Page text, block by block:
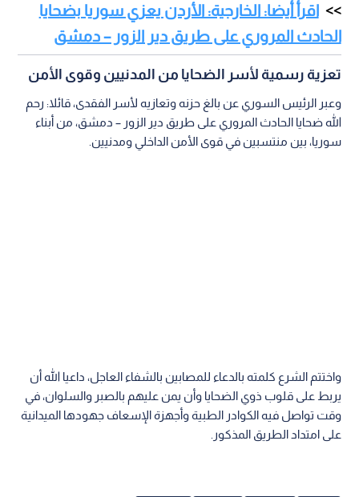
اقرأ أيضا: الخارجية: الأردن يعزي سوريا بضحايا
الحادث المروري على طريق دير الزور – دمشق
تعزية رسمية لأسر الضحايا من المدنيين وقوى الأمن
وعبر الرئيس السوري عن بالغ حزنه وتعازيه لأسر الفقدى، قائلا: رحم
الله ضحايا الحادث المروري على طريق دير الزور – دمشق، من أبناء
سوريا، بين منتسبين في قوى الأمن الداخلي ومدنيين.
واختتم الشرع كلمته بالدعاء للمصابين بالشفاء العاجل، داعيا الله أن
يربط على قلوب ذوي الضحايا وأن يمن عليهم بالصبر والسلوان، في
وقت تواصل فيه الكوادر الطبية وأجهزة الإسعاف جهودها الميدانية
على امتداد الطريق المذكور.